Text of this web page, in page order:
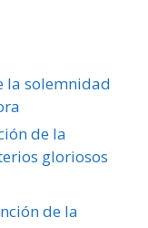
la solemnidad
de la
gloriosos
de la